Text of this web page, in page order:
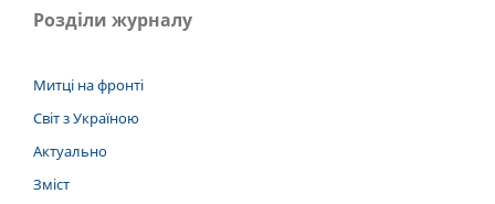
Розділи журналу
Митці на фронті
Світ з Україною
Актуально
Зміст